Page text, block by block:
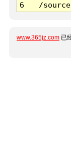
6
/
www.365jz.com 已